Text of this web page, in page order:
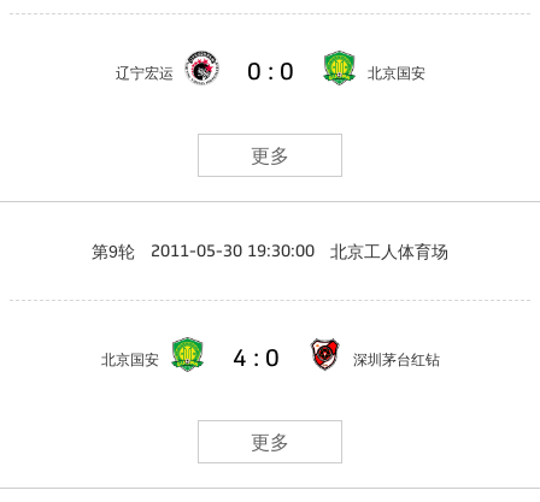
辽宁宏运 0 : 0 北京国安
更多
第9轮 2011-05-30 19:30:00 北京工人体育场
北京国安 4 : 0 深圳茅台红钻
更多